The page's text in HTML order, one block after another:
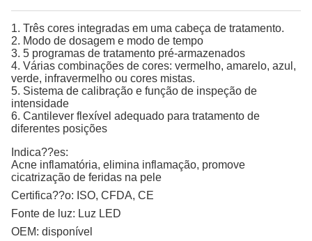
1. Três cores integradas em uma cabeça de tratamento.
2. Modo de dosagem e modo de tempo
3. 5 programas de tratamento pré-armazenados
4. Várias combinações de cores: vermelho, amarelo, azul,
verde, infravermelho ou cores mistas.
5. Sistema de calibração e função de inspeção de
intensidade
6. Cantilever flexível adequado para tratamento de
diferentes posições
Indica??es:
Acne inflamatória, elimina inflamação, promove
cicatrização de feridas na pele
Certifica??o: ISO, CFDA, CE
Fonte de luz: Luz LED
OEM: disponível